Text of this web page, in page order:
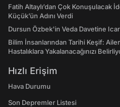
Fatih Altaylı’dan Çok Konuşulacak
Küçük’ün Adını Verdi
Dursun Özbek'in Veda Davetine
Bilim İnsanlarından Tarihi Keşif:
Hastalıklara Yakalanacağınızı
Hızlı Erişim
Hava Durumu
Son Depremler Listesi